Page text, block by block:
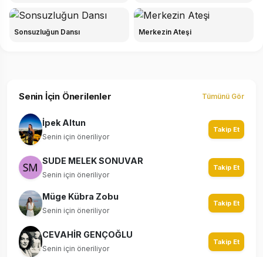
Sonsuzluğun Dansı Merkezin Ateşi
Senin İçin Önerilenler Tümünü Gör
İpek Altun
Senin için öneriliyor
Takip Et
SUDE MELEK SONUVAR
Senin için öneriliyor
Takip Et
Müge Kübra Zobu
Senin için öneriliyor
Takip Et
CEVAHİR GENÇOĞLU
Senin için öneriliyor
Takip Et